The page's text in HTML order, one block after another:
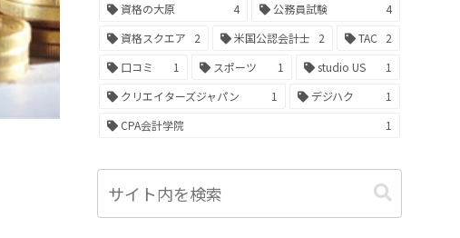
資格の大原
4 公務員試験
4
資格スクエア
2 米国公認会計士 2 TAC
2
口コミ
1 スポーツ 1 studio US
1
クリエイターズジャパン
1 デジハク
1
CPA会計学院
1